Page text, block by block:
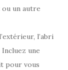
ou un autre
l’abri
une
pour vous